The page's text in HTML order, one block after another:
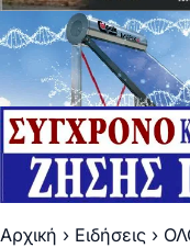
Αρχική › Ειδήσεις ›